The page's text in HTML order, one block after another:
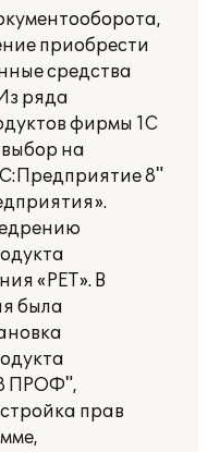
приобрести
средства
ряда
фирмы 1С
на
8"
«РЕТ». В
была
ПРОФ",
прав